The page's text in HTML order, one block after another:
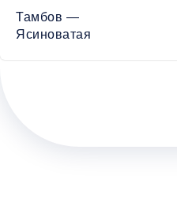
Тамбов —
Ясиноватая